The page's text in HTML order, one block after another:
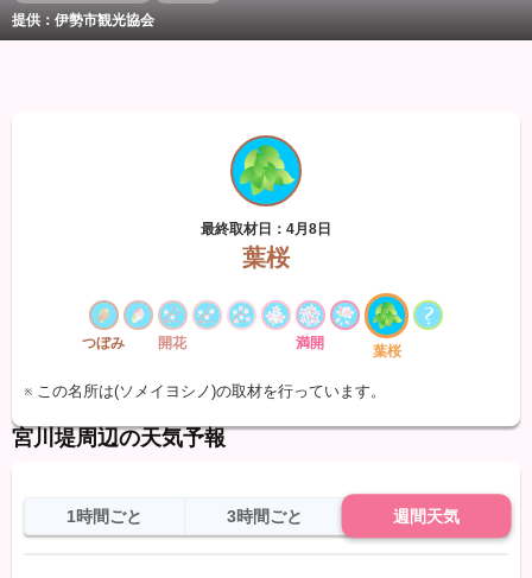
提供：伊勢市観光協会
最終取材日：4月8日
葉桜
つぼみ 開花 満開 葉桜
※ この名所は(ソメイヨシノ)の取材を行っています。
宮川堤周辺の天気予報
1時間ごと 3時間ごと 週間天気